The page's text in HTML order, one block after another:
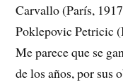
Carvallo (París,
Poklepovic Petricic
Me parece que se
de los años, por sus